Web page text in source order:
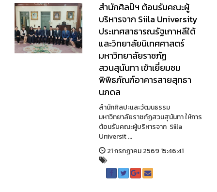
สำนักศิลป์ฯ ต้อนรับคณะผู้
บริหารจาก Siila University
ประเทศสาธารณรัฐเกาหลีใต้
และวิทยาลัยนิเทศศาสตร์
มหาวิทยาลัยราชภัฏ
สวนสุนันทา เข้าเยี่ยมชม
พิพิธภัณฑ์อาคารสายสุทธา
นภดล
สำนักศิลปะและวัฒนธรรม
มหาวิทยาลัยราชภัฏสวนสุนันทา ให้การ
ต้อนรับคณะผู้บริหารจาก Siila
Universit ...
21 กรกฏาคม 2569 15:46:41